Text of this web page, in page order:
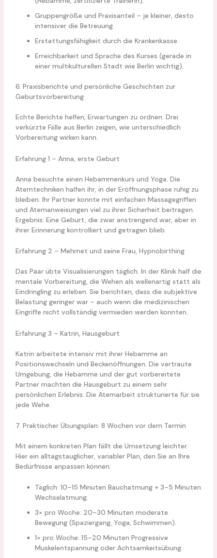
Gruppengröße und Praxisanteil – je kleiner, desto
intensiver die Betreuung.
Erstattungsfähigkeit durch die Krankenkasse.
Erreichbarkeit und Sprache des Kurses (gerade in
einer multikulturellen Stadt wie Berlin wichtig).
6. Praxisberichte und persönliche Geschichten zur
Geburtsvorbereitung
Echte Berichte helfen, Erwartungen zu ordnen. Drei
verkürzte Fälle aus Berlin zeigen, wie unterschiedlich
Vorbereitung wirken kann.
Erfahrung 1 – Anna, erste Geburt
Anna besuchte einen Hebammenkurs und Yoga. Die
Atemtechniken halfen ihr, in der Eröffnungsphase ruhig zu
bleiben. Ihr Partner konnte mit einfachen Massagegriffen
und Atemanweisungen viel zu ihrer Sicherheit beitragen.
Ergebnis: Eine Geburt, die zwar anstrengend war, aber in
ihrer Erinnerung kontrolliert und getragen blieb.
Erfahrung 2 – Mehmet und seine Frau, Hypnobirthing
Das Paar übte Visualisierungen täglich. In der Klinik half die
mentale Vorbereitung, die Wehen als wellenartig statt als
Eindringling zu erleben. Sie berichten, dass die subjektive
Belastung geringer war – auch wenn die medizinischen
Eingriffe nicht vollständig vermieden werden konnten.
Erfahrung 3 – Katrin, Hausgeburt
Katrin arbeitete intensiv mit ihrer Hebamme an
Positionswechseln und Beckenöffnungen. Die vertraute
Umgebung, die Hebamme und der gut vorbereitete
Partner machten die Hausgeburt zu einem sehr
persönlichen Erlebnis. Die Atemarbeit strukturierte für sie
jede Wehe.
7. Praktischer Übungsplan: 8 Wochen vor dem Termin
Mit einem konkreten Plan fällt die Umsetzung leichter.
Hier ein alltagstauglicher, variabler Plan, den Sie an Ihre
Bedürfnisse anpassen können.
Täglich: 10–15 Minuten Bauchatmung + 3–5 Minuten
Wechselatmung.
3× pro Woche: 20–30 Minuten moderate
Bewegung (Spaziergang, Yoga, Schwimmen).
1× pro Woche: 15–20 Minuten Progressive
Muskelentspannung oder Achtsamkeitsübung.